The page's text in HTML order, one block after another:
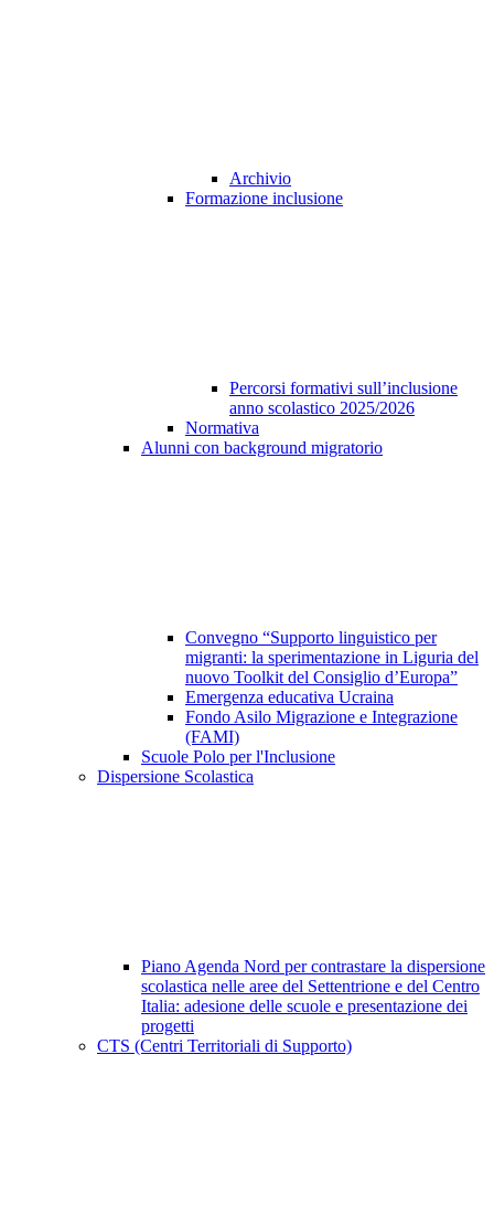
Archivio
Formazione inclusione
Percorsi formativi sull’inclusione
anno scolastico 2025/2026
Normativa
Alunni con background migratorio
Convegno “Supporto linguistico per
migranti: la sperimentazione in Liguria del
nuovo Toolkit del Consiglio d’Europa”
Emergenza educativa Ucraina
Fondo Asilo Migrazione e Integrazione
(FAMI)
Scuole Polo per l'Inclusione
Dispersione Scolastica
Piano Agenda Nord per contrastare la dispersione
scolastica nelle aree del Settentrione e del Centro
Italia: adesione delle scuole e presentazione dei
progetti
CTS (Centri Territoriali di Supporto)